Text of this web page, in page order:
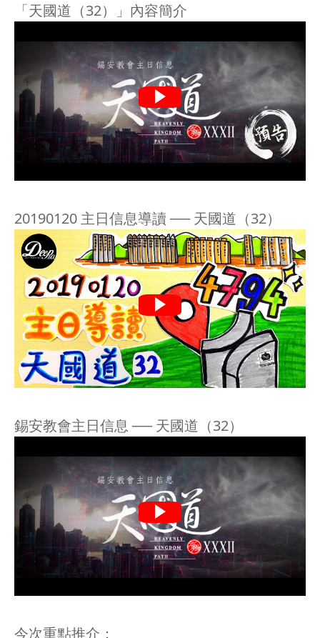
「天國道（32）」內容簡介
20190120 主日信息導讀 ── 天國道（32）
錫安教會主日信息 ── 天國道（32）
今次重點推介：